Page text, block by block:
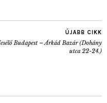
ÚJABB CIKK
Budapest – Árkád Bazár (Dohány
utca 22-24.)